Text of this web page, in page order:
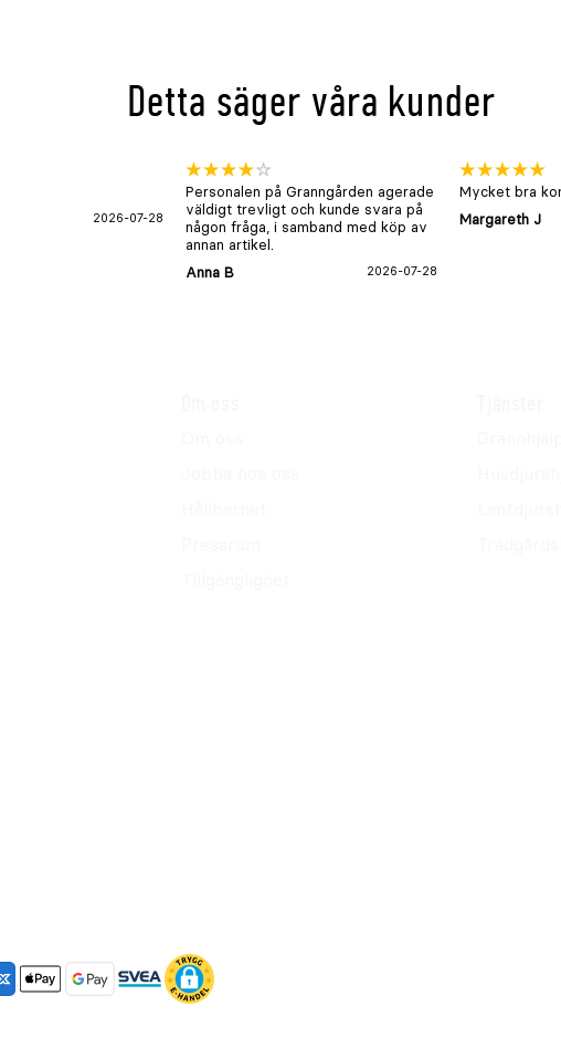
Detta säger våra kunder
2026-07-28
Personalen på Granngården agerade
väldigt trevligt och kunde svara på
någon fråga, i samband med köp av
annan artikel.
Anna B
2026-07-28
Mycket bra
Margareth J